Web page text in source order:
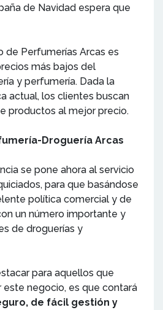
de Navidad espera que
de Perfumerías Arcas es
más bajos del
y perfumería. Dada la
actual, los clientes buscan
productos al mejor precio.
Droguería Arcas
se pone ahora al servicio
para que basándose
política comercial y de
un número importante y
de droguerías y
para aquellos que
negocio, es que contará
de fácil gestión y